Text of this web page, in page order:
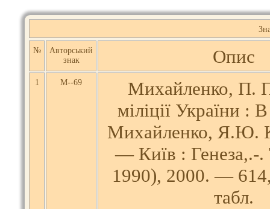
№
Авторський
знак
Опис
1 М--69
Михайленко, П.
міліції України :
Михайленко, Я.Ю.
— Київ : Генеза,.-.
1990), 2000. —
табл.